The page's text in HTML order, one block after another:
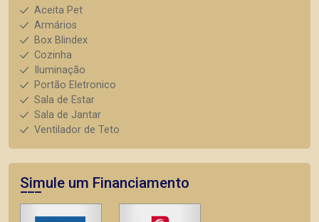
Aceita Pet
Armários
Box Blindex
Cozinha
Iluminação
Portão Eletronico
Sala de Estar
Sala de Jantar
Ventilador de Teto
Simule um Financiamento